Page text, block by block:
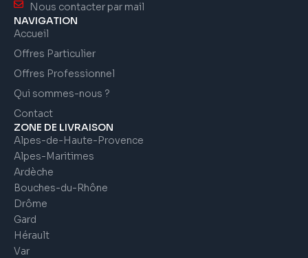
Nous contacter par mail
NAVIGATION
Accueil
Offres Particulier
Offres Professionnel
Qui sommes-nous ?
Contact
ZONE DE LIVRAISON
Alpes-de-Haute-Provence
Alpes-Maritimes
Ardèche
Bouches-du-Rhône
Drôme
Gard
Hérault
Var